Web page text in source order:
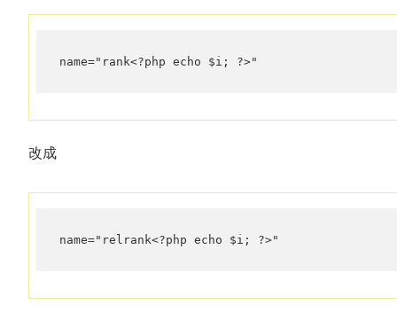
name="rank<?php echo $i; ?>"
改成
name="relrank<?php echo $i; ?>"